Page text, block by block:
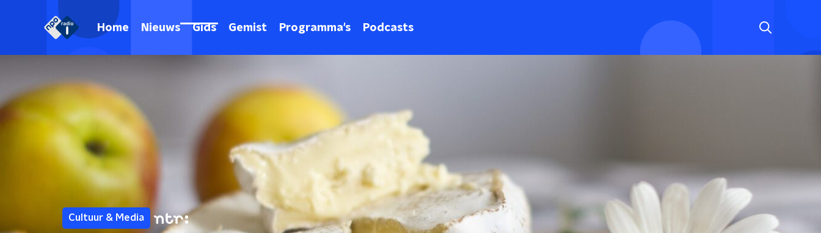
Home Nieuws Gids Gemist Programma's Podcasts
Cultuur & Media